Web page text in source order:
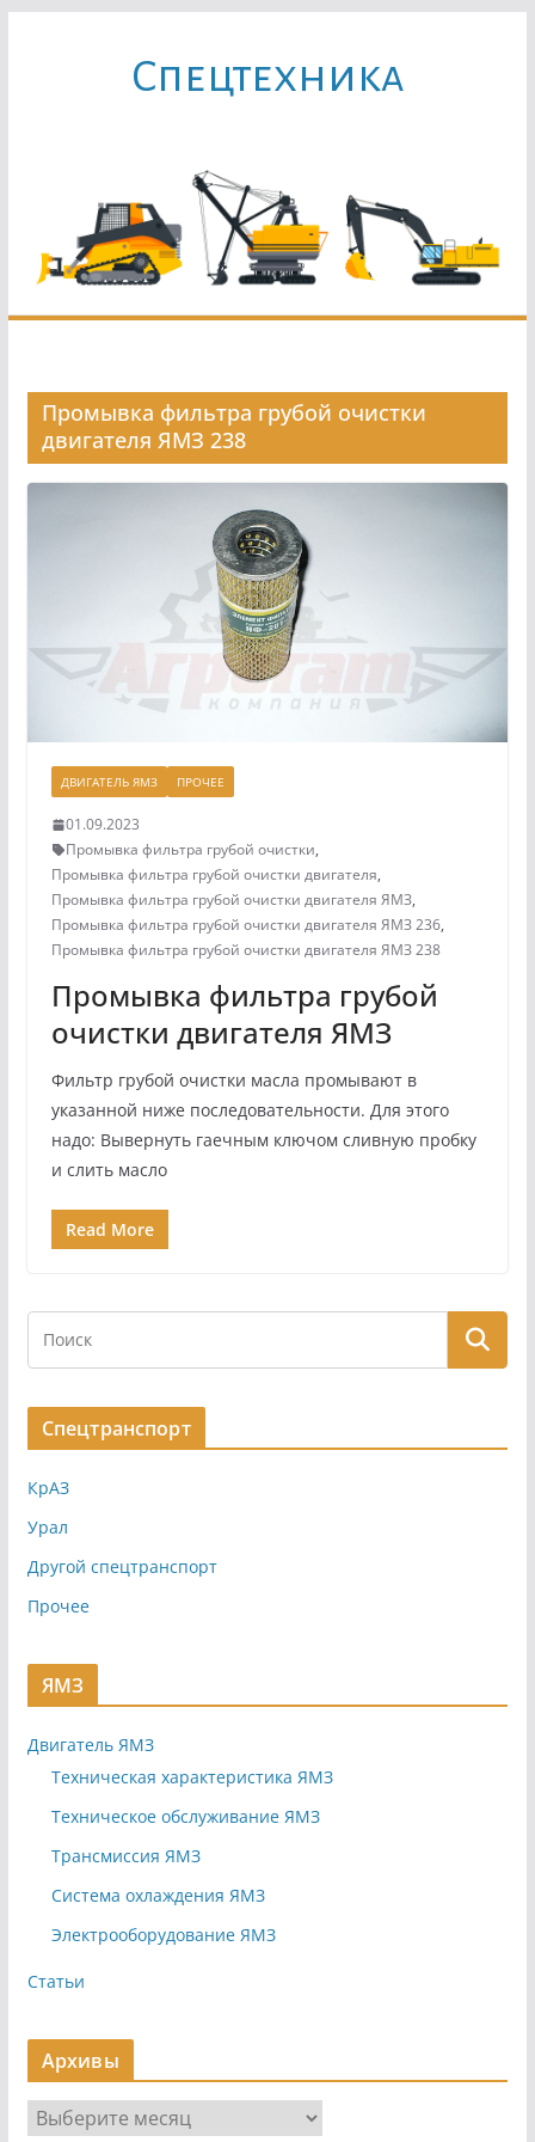
содержимомуCпецтехника
Промывка фильтра грубой очистки
двигателя ЯМЗ 238
ДВИГАТЕЛЬ ЯМЗ ПРОЧЕЕ
01.09.2023
Промывка фильтра грубой очистки,
Промывка фильтра грубой очистки двигателя,
Промывка фильтра грубой очистки двигателя ЯМЗ,
Промывка фильтра грубой очистки двигателя ЯМЗ 236,
Промывка фильтра грубой очистки двигателя ЯМЗ 238
Промывка фильтра грубой
очистки двигателя ЯМЗ
Фильтр грубой очистки масла промы­вают в
указанной ниже последо­вательности. Для этого
надо: Вывернуть гаечным ключом слив­ную пробку
и слить масло
Read More
Спецтранспорт
КрАЗ
Урал
Другой спецтранспорт
Прочее
ЯМЗ
Двигатель ЯМЗ
Техническая характеристика ЯМЗ
Техническое обслуживание ЯМЗ
Трансмиссия ЯМЗ
Система охлаждения ЯМЗ
Электрооборудование ЯМЗ
Статьи
Архивы